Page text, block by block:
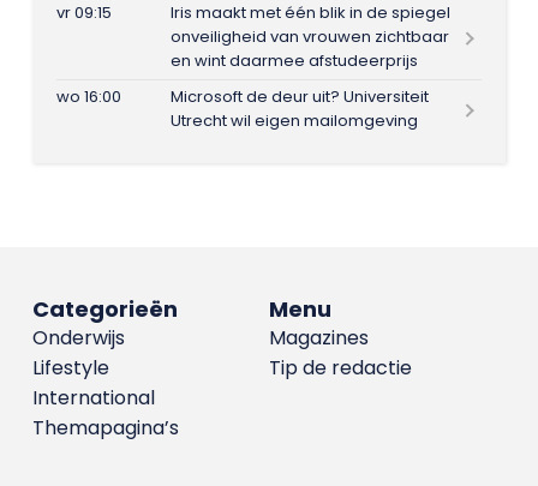
vr 09:15
Iris maakt met één blik in de spiegel
onveiligheid van vrouwen zichtbaar
en wint daarmee afstudeerprijs
wo 16:00
Microsoft de deur uit? Universiteit
Utrecht wil eigen mailomgeving
Menu
Magazines
Tip de redactie
Categorieën
Onderwijs
Lifestyle
International
Themapagina’s